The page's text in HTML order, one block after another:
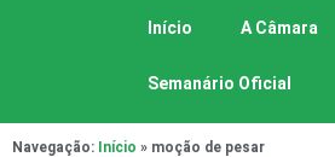
Início A Câmara
Semanário Oficial
Navegação: Início » moção de pesar